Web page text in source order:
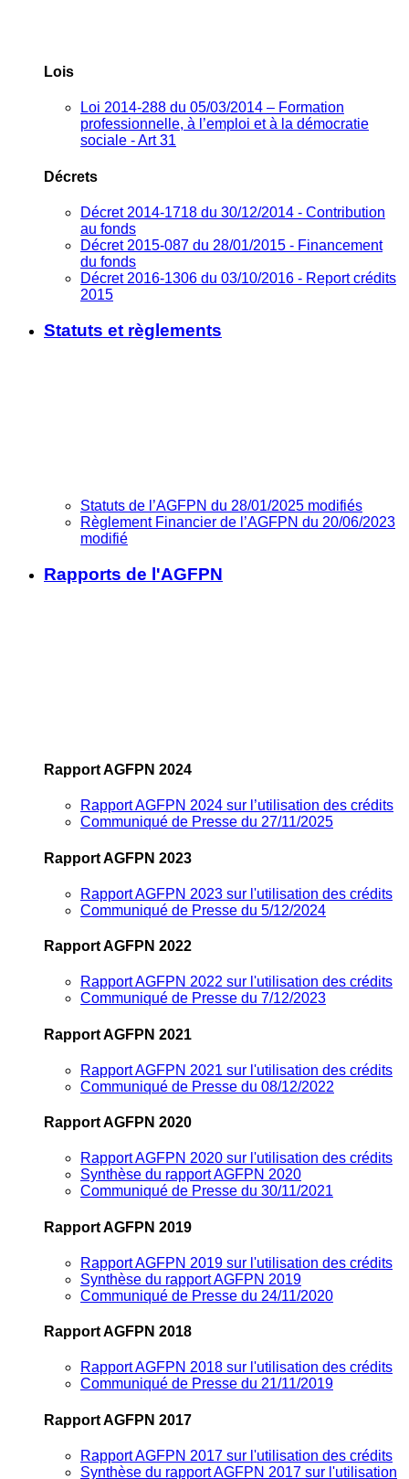
Lois
Loi 2014-288 du 05/03/2014 – Formation
professionnelle, à l’emploi et à la démocratie
sociale - Art 31
Décrets
Décret 2014-1718 du 30/12/2014 - Contribution
au fonds
Décret 2015-087 du 28/01/2015 - Financement
du fonds
Décret 2016-1306 du 03/10/2016 - Report crédits
2015
Statuts et règlements
Statuts de l’AGFPN du 28/01/2025 modifiés
Règlement Financier de l’AGFPN du 20/06/2023
modifié
Rapports de l'AGFPN
Rapport AGFPN 2024
Rapport AGFPN 2024 sur l’utilisation des crédits
Communiqué de Presse du 27/11/2025
Rapport AGFPN 2023
Rapport AGFPN 2023 sur l'utilisation des crédits
Communiqué de Presse du 5/12/2024
Rapport AGFPN 2022
Rapport AGFPN 2022 sur l'utilisation des crédits
Communiqué de Presse du 7/12/2023
Rapport AGFPN 2021
Rapport AGFPN 2021 sur l'utilisation des crédits
Communiqué de Presse du 08/12/2022
Rapport AGFPN 2020
Rapport AGFPN 2020 sur l'utilisation des crédits
Synthèse du rapport AGFPN 2020
Communiqué de Presse du 30/11/2021
Rapport AGFPN 2019
Rapport AGFPN 2019 sur l'utilisation des crédits
Synthèse du rapport AGFPN 2019
Communiqué de Presse du 24/11/2020
Rapport AGFPN 2018
Rapport AGFPN 2018 sur l'utilisation des crédits
Communiqué de Presse du 21/11/2019
Rapport AGFPN 2017
Rapport AGFPN 2017 sur l'utilisation des crédits
Synthèse du rapport AGFPN 2017 sur l'utilisation